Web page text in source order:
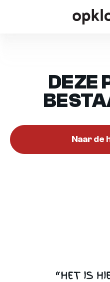
DEZE
“HET IS
Naar de